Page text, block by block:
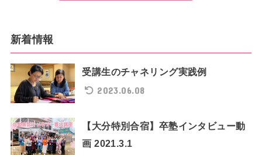
新着情報
受講生のチャネリング実践例
2023.06.08
【大分特別合宿】卒塾インタビュー動
画 2021.3.1